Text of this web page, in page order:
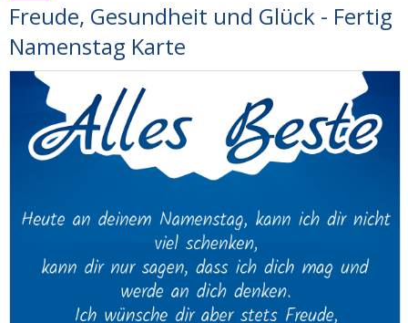
Freude, Gesundheit und Glück - Fertig
Namenstag Karte